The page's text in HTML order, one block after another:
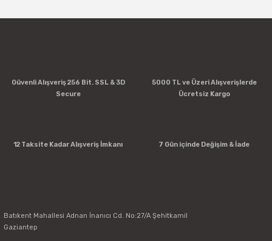
Güvenli Alışveriş 256 Bit. SSL & 3D
Secure
5000 TL ve Üzeri Alışverişlerde
Ücretsiz Kargo
12 Taksite Kadar Alışveriş İmkanı 7 Gün içinde Değişim & İade
Batıkent Mahallesi Adnan İnanıcı Cd. No:27/A Şehitkamil
Gaziantep